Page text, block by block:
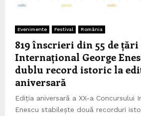
Evenimente Festival România
819 înscrieri din 55 de
Internațional George
dublu record istoric la
aniversară
Ediția aniversară a XX-a Concursului
Enescu stabilește două recorduri